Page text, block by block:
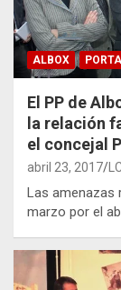
ALBOX
El PP de
la relación
el concejal
abril 23, 2017
Las amenazas
marzo por el